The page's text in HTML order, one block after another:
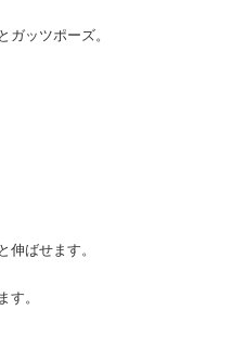
ッツポーズ。
ばせます。
。